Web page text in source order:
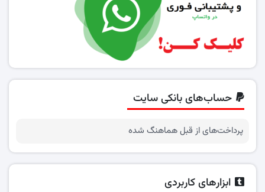
حساب‌های بانکی سایت
پرداخت‌های از قبل هماهنگ شده
ابزارهای کاربردی